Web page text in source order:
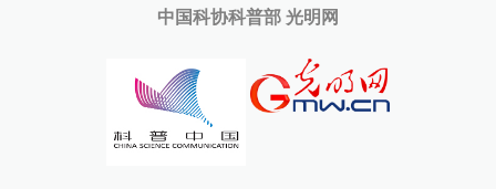
中国科协科普部 光明网